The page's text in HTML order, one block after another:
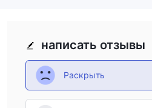
написать отзывы
Раскрыть